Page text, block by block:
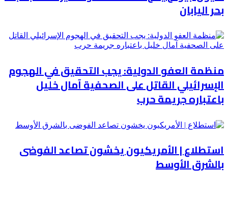
بحر اليابان
منظمة العفو الدولية: يجب التحقيق في الهجوم
الإسرائيلي القاتل على الصحفية آمال خليل
باعتباره جريمة حرب
استطلاع | الأمريكيون يخشون تصاعد الفوضى
بالشرق الأوسط